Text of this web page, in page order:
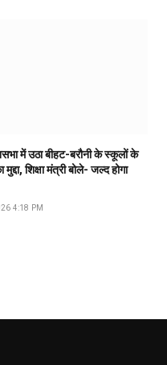
में उठा बीहट-बरौनी के स्कूलों के
शिक्षा मंत्री बोले- जल्द होगा
4:18 PM